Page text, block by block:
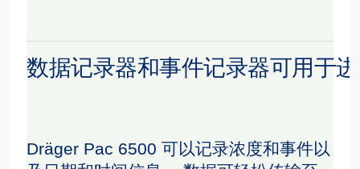
数据记录器和事件记录器可用于
Dräger Pac 6500 可以记录浓度和事件以